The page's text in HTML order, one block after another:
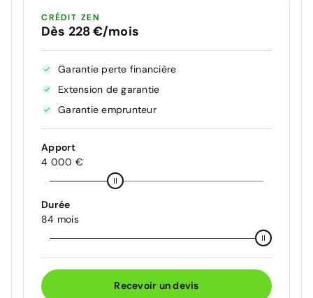
CRÉDIT ZEN
Dès 228 €/mois
Garantie perte financière
Extension de garantie
Garantie emprunteur
Apport
4 000 €
Durée
84 mois
Recevoir un devis